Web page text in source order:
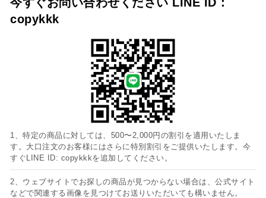
今すぐお問い合わせください LINE ID：
copykkk
1、特定の商品に対しては、500〜2,000円の割引を適用いたしま
す。大口注文のお客様にはさらに特別割引をご提供いたします。今
すぐLINE ID: copykkkを追加してください。
2、ウェブサイトでお探しの商品が見つからない場合は、公式サイト
などで関連する画像を見つけてお送りいただいても構いません。